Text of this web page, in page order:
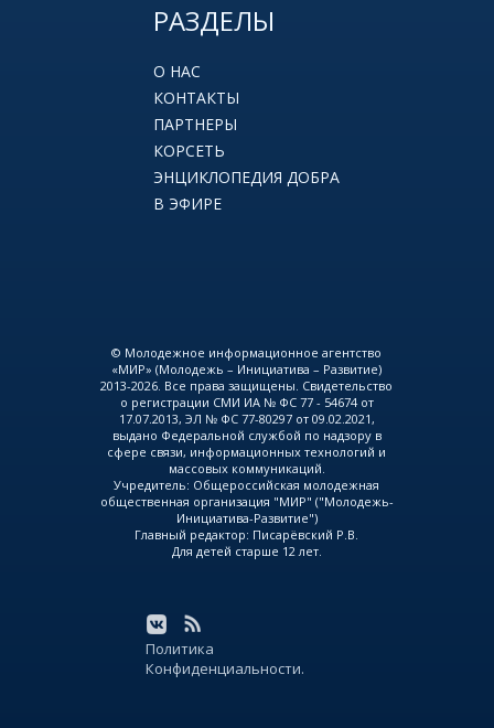
РАЗДЕЛЫ
О НАС
КОНТАКТЫ
ПАРТНЕРЫ
КОРСЕТЬ
ЭНЦИКЛОПЕДИЯ ДОБРА
В ЭФИРЕ
© Молодежное информационное агентство
«МИР» (Молодежь – Инициатива – Развитие)
2013-2026. Все права защищены. Свидетельство
о регистрации СМИ ИА № ФС 77 - 54674 от
17.07.2013, ЭЛ № ФС 77-80297 от 09.02.2021,
выдано Федеральной службой по надзору в
сфере связи, информационных технологий и
массовых коммуникаций.
Учредитель: Общероссийская молодежная
общественная организация "МИР" ("Молодежь-
Инициатива-Развитие")
Главный редактор: Писарёвский Р.В.
Для детей старше 12 лет.
Политика
Конфиденциальности.